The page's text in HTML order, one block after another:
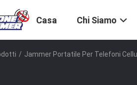
Casa Chi Siamo
/ Jammer Portatile Per Telefoni